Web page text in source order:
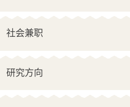
社会兼职
研究方向